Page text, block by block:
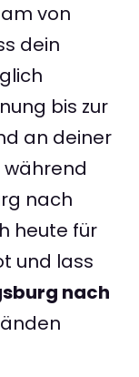
von
dein
bis zur
an deiner
während
nach
heute für
und lass
nach